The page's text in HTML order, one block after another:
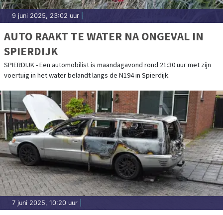
9 juni 2025, 23:02 uur
AUTO RAAKT TE WATER NA ONGEVAL IN
SPIERDIJK
SPIERDIJK - Een automobilist is maandagavond rond 21:30 uur met zijn
voertuig in het water belandt langs de N194 in Spierdijk.
7 juni 2025, 10:20 uur